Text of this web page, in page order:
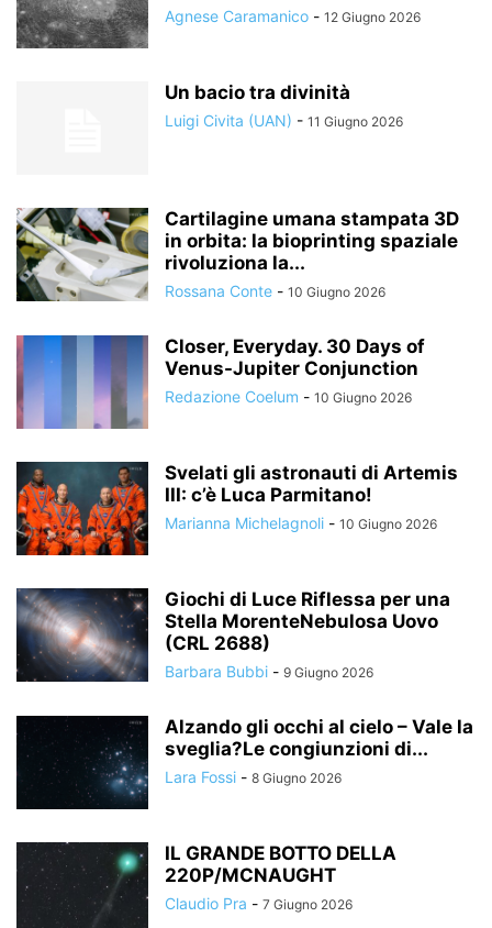
Agnese Caramanico - 12 Giugno 2026
Un bacio tra divinità
Luigi Civita (UAN) - 11 Giugno 2026
Cartilagine umana stampata 3D
in orbita: la bioprinting spaziale
rivoluziona la...
Rossana Conte - 10 Giugno 2026
Closer, Everyday. 30 Days of
Venus-Jupiter Conjunction
Redazione Coelum - 10 Giugno 2026
Svelati gli astronauti di Artemis
III: c’è Luca Parmitano!
Marianna Michelagnoli - 10 Giugno 2026
Giochi di Luce Riflessa per una
Stella MorenteNebulosa Uovo
(CRL 2688)
Barbara Bubbi - 9 Giugno 2026
Alzando gli occhi al cielo – Vale la
sveglia?Le congiunzioni di...
Lara Fossi - 8 Giugno 2026
IL GRANDE BOTTO DELLA
220P/MCNAUGHT
Claudio Pra - 7 Giugno 2026